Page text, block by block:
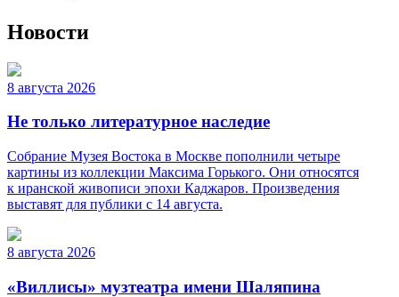
Новости
8 августа 2026
Не только литературное наследие
Собрание Музея Востока в Москве пополнили четыре
картины из коллекции Максима Горького. Они относятся
к иранской живописи эпохи Каджаров. Произведения
выставят для публики с 14 августа.
8 августа 2026
«Виллисы» музтеатра имени Шаляпина